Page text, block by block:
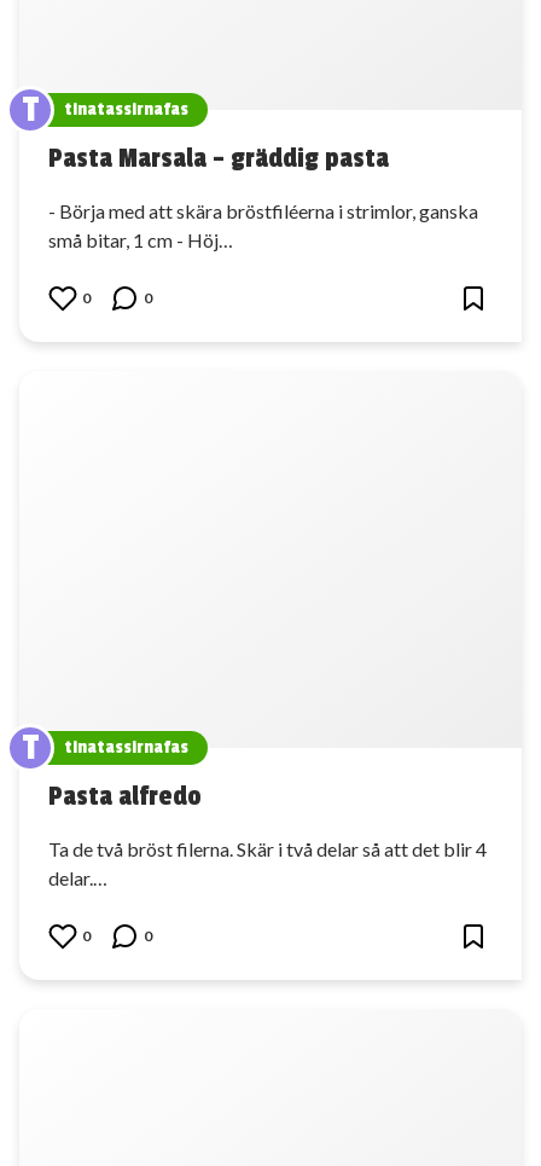
T tinatassirnafas
Pasta Marsala – gräddig pasta
- Börja med att skära bröstfiléerna i strimlor, ganska
små bitar, 1 cm - Höj…
0 0
T tinatassirnafas
Pasta alfredo
Ta de två bröst filerna. Skär i två delar så att det blir 4
delar.…
0 0